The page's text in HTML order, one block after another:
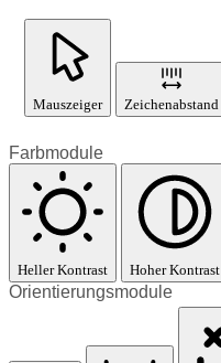
Mauszeiger Zeichenabstand
Farbmodule
Heller Kontrast Hoher Kontrast
Orientierungsmodule